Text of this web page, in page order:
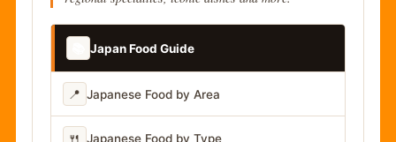
Japan Food Guide
📍 Japanese Food by Area
🍴 Japanese Food by Type